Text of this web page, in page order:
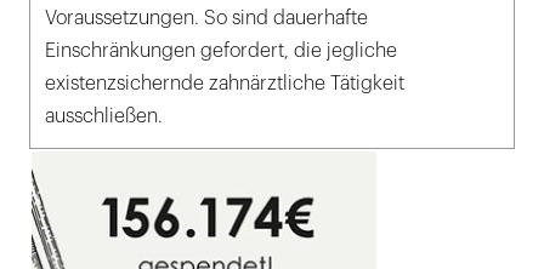
Voraussetzungen. So sind dauerhafte
Einschränkungen gefordert, die jegliche
existenzsichernde zahnärztliche Tätigkeit
ausschließen.